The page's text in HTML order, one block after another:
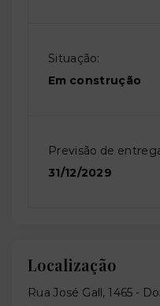
Situação:
Em construção
Previsão de
31/12/2029
Localização
Rua José Gall, 1465 -